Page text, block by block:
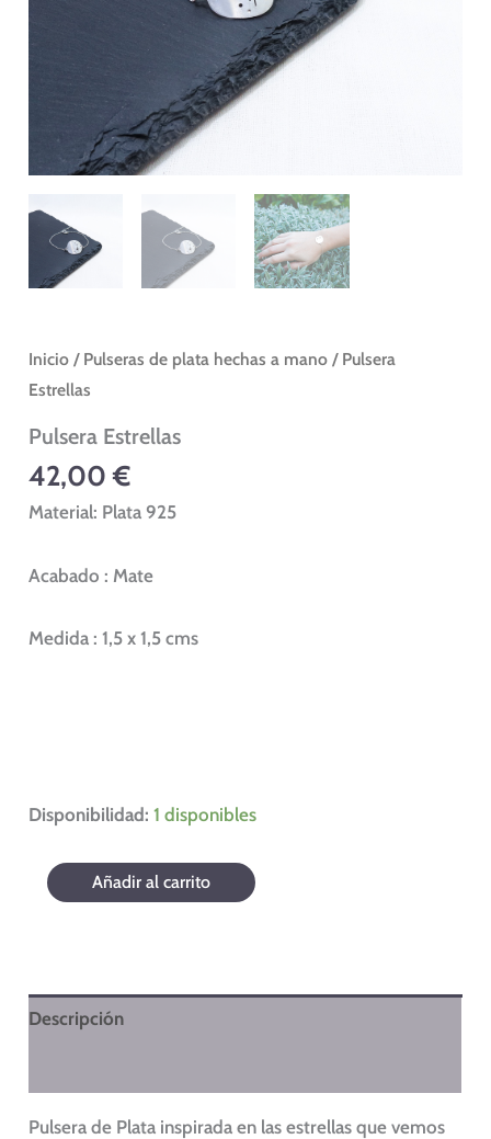
Inicio / Pulseras de plata hechas a mano / Pulsera
Estrellas
Pulsera Estrellas
42,00€
Material: Plata 925
Acabado : Mate
Medida : 1,5 x 1,5 cms
Disponibilidad: 1 disponibles
Añadir al carrito
Descripción
Pulsera de Plata inspirada en las estrellas que vemos